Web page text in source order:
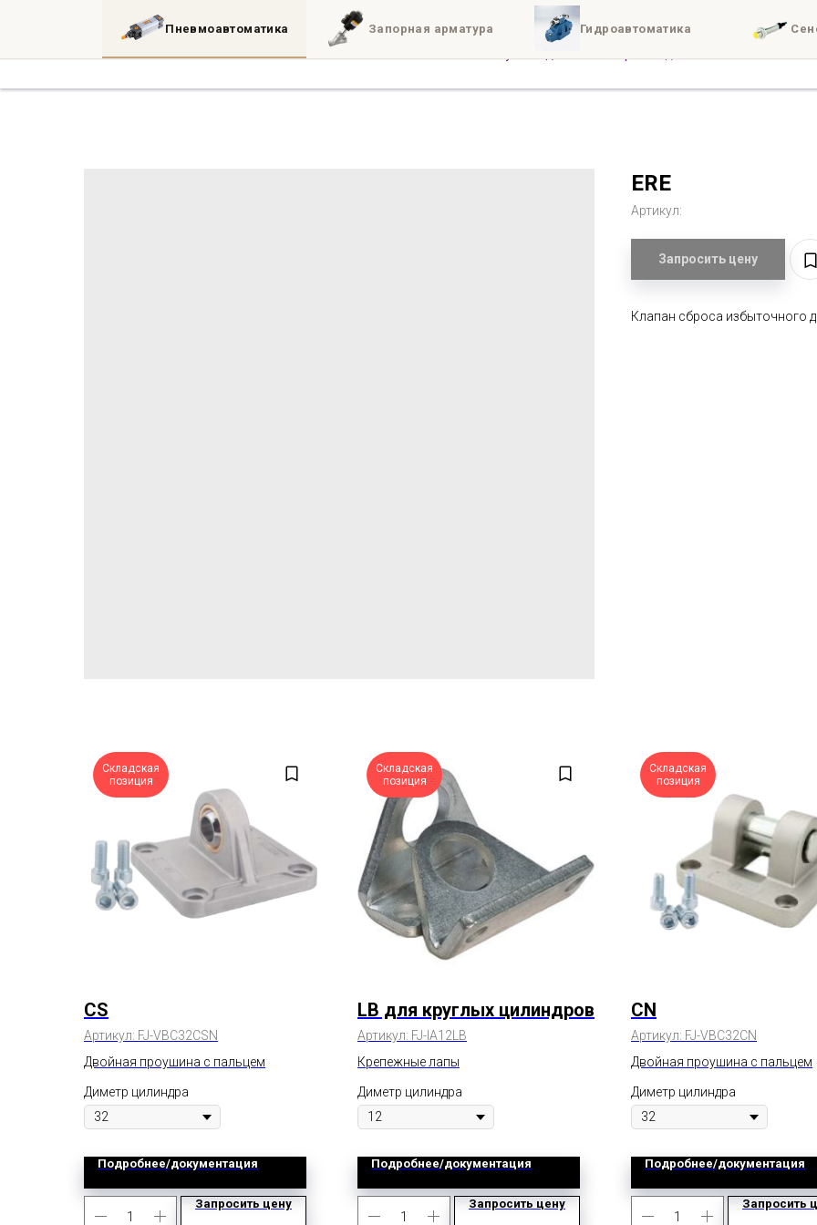
Инженерные утилиты Доставка
Пневмоавтоматика Запорная арматура Гидроавтоматика
ERE
Артикул:
Запросить цену
Клапан сброса избыточного
Складская
позиция
CS
Артикул: FJ-VBC32CSN
Двойная проушина с пальцем
Диметр цилиндра
Подробнее/документация
Запросить цену
Складская
позиция
LB для круглых цилиндров
Артикул: FJ-IA12LB
Крепежные лапы
Диметр цилиндра
Подробнее/документация
Запросить цену
Складская
позиция
CN
Артикул: FJ-VBC32CN
Двойная проушина с пальцем
Диметр цилиндра
Подробнее/документация
Запросить